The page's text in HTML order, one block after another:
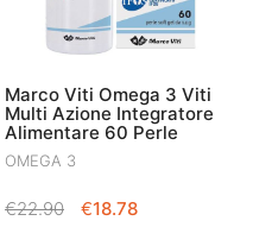
Marco Viti Omega 3 Viti
Multi Azione Integratore
Alimentare 60 Perle
OMEGA 3
€22.90
IL
€18.78IL